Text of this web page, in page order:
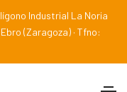
Industrial La Noria
(Zaragoza) · Tfno: